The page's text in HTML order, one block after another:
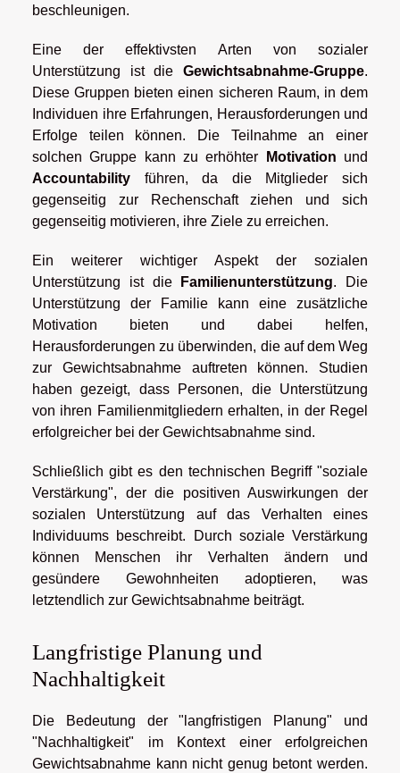
beschleunigen.
Eine der effektivsten Arten von sozialer
Unterstützung ist die Gewichtsabnahme-Gruppe.
Diese Gruppen bieten einen sicheren Raum, in dem
Individuen ihre Erfahrungen, Herausforderungen und
Erfolge teilen können. Die Teilnahme an einer
solchen Gruppe kann zu erhöhter
Motivation und
Accountability führen, da die Mitglieder sich
gegenseitig zur Rechenschaft ziehen und sich
gegenseitig motivieren, ihre Ziele zu erreichen.
Ein weiterer wichtiger Aspekt der sozialen
Unterstützung ist die
Familienunterstützung. Die
Unterstützung der Familie kann eine zusätzliche
Motivation bieten und dabei helfen,
Herausforderungen zu überwinden, die auf dem Weg
zur Gewichtsabnahme auftreten können. Studien
haben gezeigt, dass Personen, die Unterstützung
von ihren Familienmitgliedern erhalten, in der Regel
erfolgreicher bei der Gewichtsabnahme sind.
Schließlich gibt es den technischen Begriff "soziale
Verstärkung", der die positiven Auswirkungen der
sozialen Unterstützung auf das Verhalten eines
Individuums beschreibt. Durch soziale Verstärkung
können Menschen ihr Verhalten ändern und
gesündere Gewohnheiten adoptieren, was
letztendlich zur Gewichtsabnahme beiträgt.
Langfristige Planung und
Nachhaltigkeit
Die Bedeutung der "langfristigen Planung" und
"Nachhaltigkeit" im Kontext einer erfolgreichen
Gewichtsabnahme kann nicht genug betont werden.